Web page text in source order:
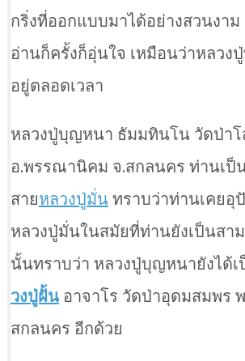
กริ่งที่ออกแบบมาได้อย่างสวนงา
อ่านก็ครั้งก็อุ่นใจ เหมือนว่าหลวง
อยู่ตลอดเวลา
หลวงปู่บุญหนา ธัมมทินโน วัดป่าโ
อ.พรรณานิคม จ.สกลนคร ท่านเป็
สายหลวงปู่มั่น ทราบว่าท่านเคยอุ
หลวงปู่มั่นในสมัยที่ท่านยังเป็นสา
นั้นทราบว่า หลวงปู่บุญหนายังได้
วงปู่ฝั้น อาจาโร วัดป่าอุดมสมพร
สกลนคร อีกด้วย